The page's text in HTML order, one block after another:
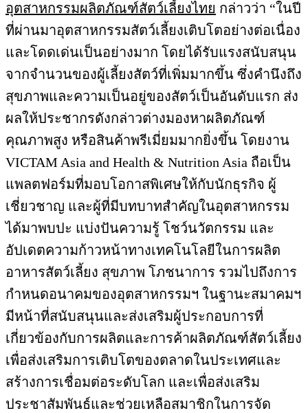
อุตสาหกรรมผลิตภัณฑ์สัตว์เลี้ยงไทย กล่าวว่า “ในปี
ที่ผ่านมาอุตสาหกรรมสัตว์เลี้ยงเติบโตอย่างต่อเนื่อง
และโดดเด่นเป็นอย่างมาก โดยได้รับแรงสนับสนุน
จากจำนวนของผู้เลี้ยงสัตว์ที่เพิ่มมากขึ้น ซึ่งคำนึงถึง
สุขภาพและความเป็นอยู่ของสัตว์เป็นอันดับแรก ส่ง
ผลให้ประชากรดังกล่าวต่างมองหาผลิตภัณฑ์
คุณภาพสูง หรือสินค้าพรีเมี่ยมมากยิ่งขึ้น โดยงาน
VICTAM Asia and Health & Nutrition Asia ถือเป็น
แพลตฟอร์มที่มอบโอกาสพิเศษให้กับนักธุรกิจ ผู้
เชี่ยวชาญ และผู้ที่มีบทบาทสำคัญในอุตสาหกรรม
ได้มาพบปะ แบ่งปันความรู้ โชว์นวัตกรรม และ
อัปเดตความก้าวหน้าทางเทคโนโลยีในการผลิต
อาหารสัตว์เลี้ยง สุขภาพ โภชนาการ รวมไปถึงการ
กำหนดอนาคมของอุตสาหกรรมฯ ในฐานะสมาคมฯ
มีหน้าที่สนับสนุนและส่งเสริมผู้ประกอบการที่
เกี่ยวข้องกับการผลิตและการค้าผลิตภัณฑ์สัตว์เลี้ยง
เพื่อส่งเสริมการเติบโตของตลาดในประเทศและ
สร้างการเชื่อมต่อระดับโลก และเพื่อส่งเสริม
ประชาสัมพันธ์และช่วยเหลือสมาชิกในการจัด